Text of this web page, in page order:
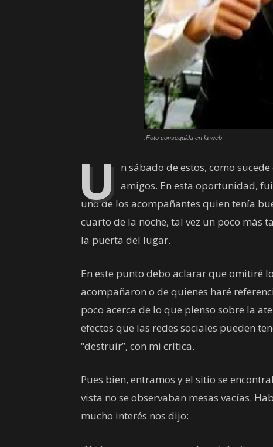
.Foto conseguida en la web
U n sábado de estos, como
amigos. En esta oportunidad,
uno de los acompañantes quien tenía
cuarto de la noche, tal vez un poco más
la puerta del lugar.
En este punto debo aclarar que omitiré
acompañaron o de quienes haré
poco acerca de lo que pienso sobre la
efectos que las redes sociales pueden
“destruir”, con mi crítica.
Pues bien, entramos y el sitio se
vista no se observaban mesas vacías.
mucho interés nos dijo: